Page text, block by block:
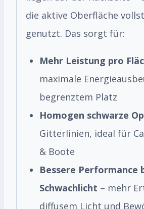
die aktive Oberfläche
genutzt. Das sorgt für:
Mehr Leistung pro
maximale
begrenztem Platz
Homogen schwarze
Gitterlinien, ideal für
& Boote
Bessere Performance
Schwachlicht – mehr
diffusem Licht und